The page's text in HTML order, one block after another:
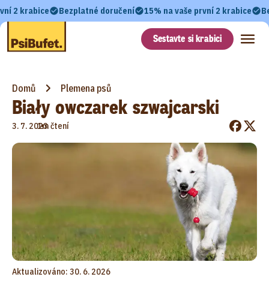
2 krabice Bezplatné doručení 15% na vaše první 2 krabice
Sestavte si krabici
Domů Plemena psů
Biały owczarek szwajcarski
3. 7. 2023
•
1m čtení
Aktualizováno: 30. 6. 2026